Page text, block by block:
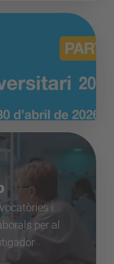
i
per al